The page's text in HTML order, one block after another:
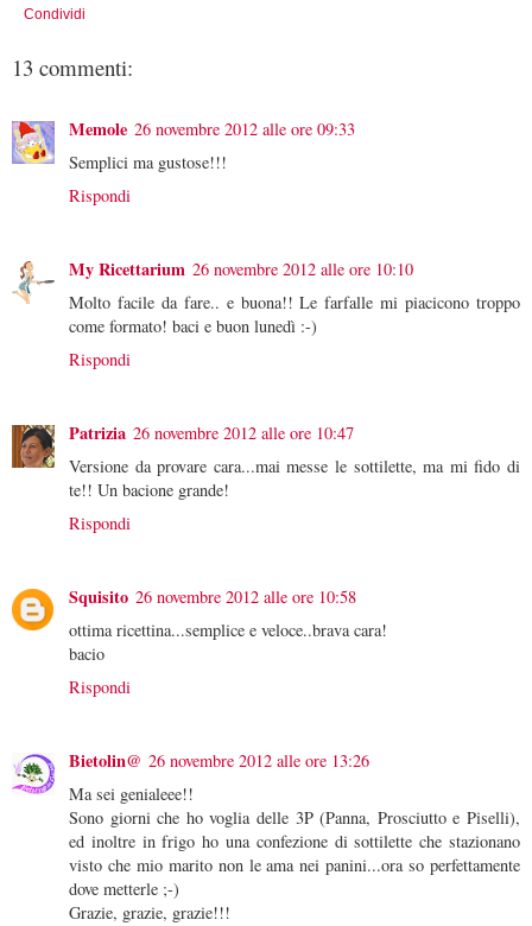
Condividi
13 commenti:
Memole 26 novembre 2012 alle ore 09:33
Semplici ma gustose!!!
Rispondi
My Ricettarium 26 novembre 2012 alle ore 10:10
Molto facile da fare.. e buona!! Le farfalle mi piacicono troppo
come formato! baci e buon lunedì :-)
Rispondi
Patrizia 26 novembre 2012 alle ore 10:47
Versione da provare cara...mai messe le sottilette, ma mi fido di
te!! Un bacione grande!
Rispondi
Squisito 26 novembre 2012 alle ore 10:58
ottima ricettina...semplice e veloce..brava cara!
bacio
Rispondi
Bietolin@ 26 novembre 2012 alle ore 13:26
Ma sei genialeee!!
Sono giorni che ho voglia delle 3P (Panna, Prosciutto e Piselli),
ed inoltre in frigo ho una confezione di sottilette che stazionano
visto che mio marito non le ama nei panini...ora so perfettamente
dove metterle ;-)
Grazie, grazie, grazie!!!